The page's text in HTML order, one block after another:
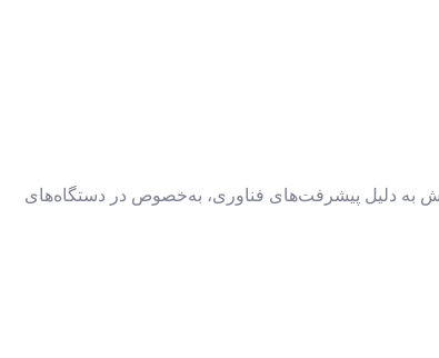
به دلیل پیشرفت‌های فناوری، به‌خصوص در دستگاه‌های